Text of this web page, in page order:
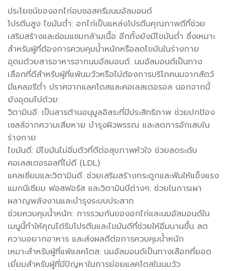
ประโยชน์ของอกไก่อบซอสครีมนมอัลมอนด์
โปรตีนสูง ไขมันต่ำ: อกไก่เป็นแหล่งโปรตีนคุณภาพดีที่ช่วย
เสริมสร้างและซ่อมแซมกล้ามเนื้อ อีกทั้งยังมีไขมันต่ำ ซึ่งเหมาะ
สำหรับผู้ที่ต้องการควบคุมน้ำหนักหรือลดไขมันในร่างกาย
อุดมด้วยสารอาหารจากนมอัลมอนด์: นมอัลมอนด์เป็นทาง
เลือกที่ดีสำหรับผู้ที่แพ้นมวัวหรือไม่ต้องการบริโภคนมจากสัตว์
มีแคลอรีต่ำ ปราศจากแลคโตสและคอเลสเตอรอล นอกจากนี้
ยังอุดมไปด้วย:
วิตามินอี: เป็นสารต้านอนุมูลอิสระที่มีประสิทธิภาพ ช่วยปกป้อง
เซลล์จากความเสียหาย บำรุงผิวพรรณ และลดการอักเสบใน
ร่างกาย
ไขมันดี: มีไขมันไม่อิ่มตัวที่ดีต่อสุขภาพหัวใจ ช่วยลดระดับ
คอเลสเตอรอลที่ไม่ดี (LDL)
แคลเซียมและวิตามินดี: ช่วยเสริมสร้างกระดูกและฟันให้แข็งแรง
แมกนีเซียม ฟอสฟอรัส และวิตามินบีต่างๆ: ช่วยในการเผา
ผลาญพลังงานและบำรุงระบบประสาท
ช่วยควบคุมน้ำหนัก: การรวมกันของอกไก่และนมอัลมอนด์ใน
เมนูนี้ทำให้คุณได้รับโปรตีนและไขมันดีที่ช่วยให้อิ่มนานขึ้น ลด
ความอยากอาหาร และส่งผลดีต่อการควบคุมน้ำหนัก
เหมาะสำหรับผู้ที่แพ้แลคโตส: นมอัลมอนด์เป็นทางเลือกที่ยอด
เยี่ยมสำหรับผู้ที่มีปัญหาในการย่อยแลคโตสในนมวัว